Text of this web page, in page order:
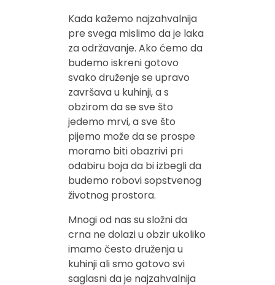
Kada kažemo najzahvalnija
pre svega mislimo da je laka
za održavanje. Ako ćemo da
budemo iskreni gotovo
svako druženje se upravo
završava u kuhinji, a s
obzirom da se sve što
jedemo mrvi, a sve što
pijemo može da se prospe
moramo biti obazrivi pri
odabiru boja da bi izbegli da
budemo robovi sopstvenog
životnog prostora.
Mnogi od nas su složni da
crna ne dolazi u obzir ukoliko
imamo često druženja u
kuhinji ali smo gotovo svi
saglasni da je najzahvalnija